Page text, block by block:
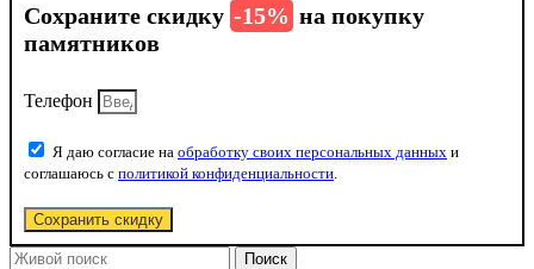
Сохраните скидку -15% на покупку
памятников
Телефон
Я даю согласие на обработку своих персональных данных и
соглашаюсь с политикой конфиденциальности
Сохранить скидку
Поиск